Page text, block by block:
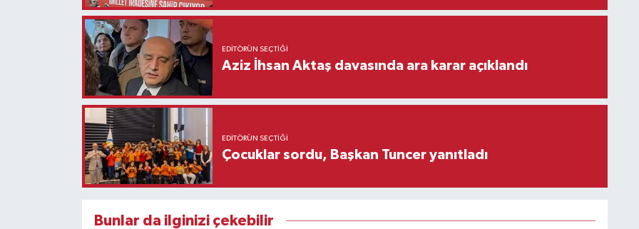
EDITÖRÜN SEÇTIĞI
Aziz İhsan Aktaş davasında ara karar açıklandı
EDITÖRÜN SEÇTIĞI
Çocuklar sordu, Başkan Tuncer yanıtladı
Bunlar da ilginizi çekebilir